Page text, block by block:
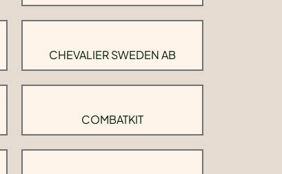
CHEVALIER SWEDEN AB
COMBATKIT